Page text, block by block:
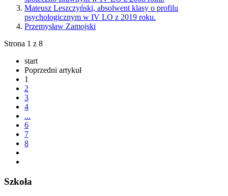
Mateusz Leszczyński, absolwent klasy o profilu
psychologicznym w IV LO z 2019 roku.
Przemysław Zamojski
Strona 1 z 8
start
Poprzedni artykuł
1
2
3
4
...
6
7
8
Szkoła